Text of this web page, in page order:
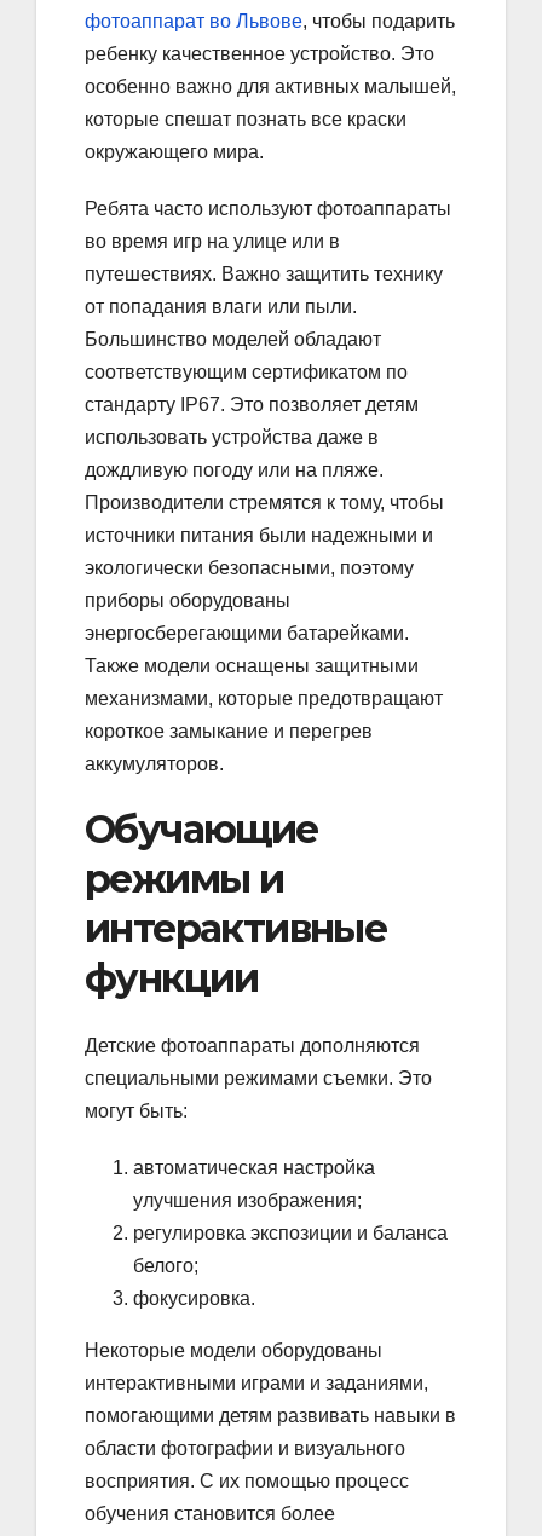
фотоаппарат во Львове, чтобы подарить
ребенку качественное устройство. Это
особенно важно для активных малышей,
которые спешат познать все краски
окружающего мира.
Ребята часто используют фотоаппараты
во время игр на улице или в
путешествиях. Важно защитить технику
от попадания влаги или пыли.
Большинство моделей обладают
соответствующим сертификатом по
стандарту IP67. Это позволяет детям
использовать устройства даже в
дождливую погоду или на пляже.
Производители стремятся к тому, чтобы
источники питания были надежными и
экологически безопасными, поэтому
приборы оборудованы
энергосберегающими батарейками.
Также модели оснащены защитными
механизмами, которые предотвращают
короткое замыкание и перегрев
аккумуляторов.
Обучающие
режимы и
интерактивные
функции
Детские фотоаппараты дополняются
специальными режимами съемки. Это
могут быть:
автоматическая настройка
улучшения изображения;
регулировка экспозиции и баланса
белого;
фокусировка.
Некоторые модели оборудованы
интерактивными играми и заданиями,
помогающими детям развивать навыки в
области фотографии и визуального
восприятия. С их помощью процесс
обучения становится более